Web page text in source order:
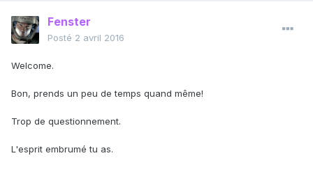
Fenster
Posté 2 avril 2016
Welcome.
Bon, prends un peu de temps quand même!
Trop de questionnement.
L'esprit embrumé tu as.